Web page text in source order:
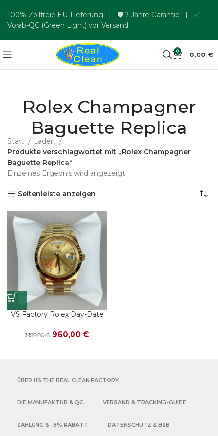
0 0,00 €
Rolex Champagner
Baguette Replica
Start
Laden
Produkte verschlagwortet mit „Rolex Champagner
Baguette Replica“
Einzelnes Ergebnis wird angezeigt
Seitenleiste anzeigen
VS Factory Rolex Day-Date
Gelbgold Champagner
1.180,00€ 960,00 €
ÜBER US THE REAL CLEAN FACTORY
DIE MANUFAKTUR & QC VERSAND & TRACKING-GUIDE
ZAHLUNG & -8% RABATT DATENSCHUTZ & B2B
100% Zollfreie EU-Lieferung | 🛡️ 2 Jahre Garantie | ✅
Vorab-QC (Green Light) vor Versand